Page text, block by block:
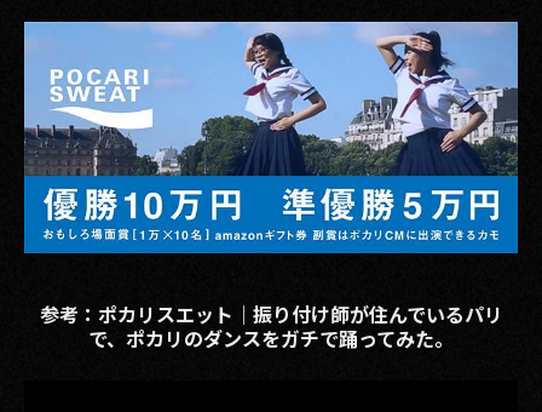
参考：ポカリスエット｜振り付け師が住んでいるパリ
で、ポカリのダンスをガチで踊ってみた。